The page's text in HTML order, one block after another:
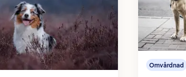
Omvårdnad